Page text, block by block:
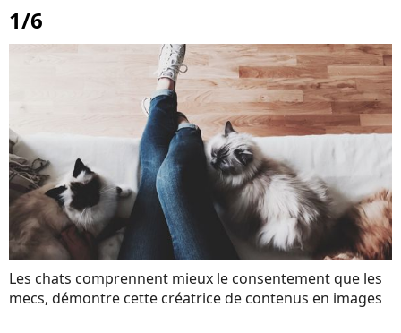
1/6
Les chats comprennent mieux le consentement que les
mecs, démontre cette créatrice de contenus en images